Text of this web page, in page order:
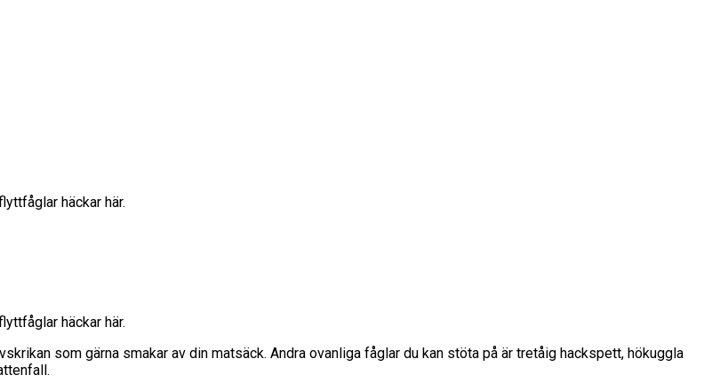
häckar här.
häckar här.
som gärna smakar av din matsäck. Andra ovanliga fåglar du kan stöta på är tretåig hackspett, hökuggla